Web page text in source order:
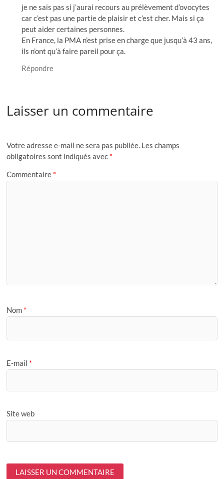
je ne sais pas si j’aurai recours au prélèvement d’ovocytes
car c’est pas une partie de plaisir et c’est cher. Mais si ça
peut aider certaines personnes.
En France, la PMA n’est prise en charge que jusqu’à 43 ans,
ils n’ont qu’à faire pareil pour ça.
Répondre
Laisser un commentaire
Votre adresse e-mail ne sera pas publiée. Les champs
obligatoires sont indiqués avec *
Commentaire *
Nom *
E-mail *
Site web